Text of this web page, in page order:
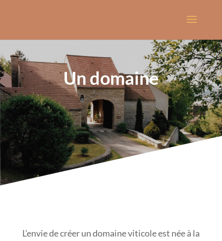
Un domaine
L’envie de créer un domaine viticole est née à la